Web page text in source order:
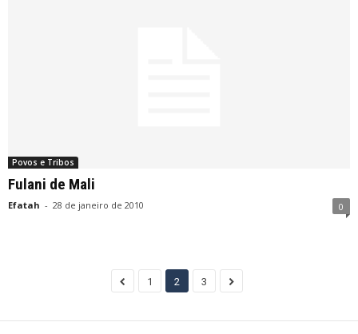
Povos e Tribos
Fulani de Mali
Efatah - 28 de janeiro de 2010 0
1 2 3